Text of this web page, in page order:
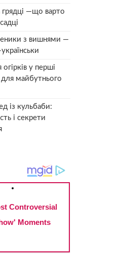
—що варто
з вишнями —
у перші
майбутнього
із кульбаби:
і секрети